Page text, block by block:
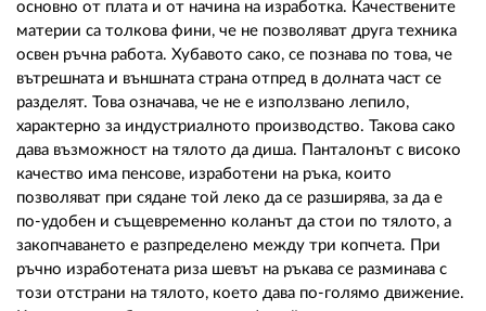
основно от плата и от начина на изработка. Качествените
материи са толкова фини, че не позволяват друга техника
освен ръчна работа. Хубавото сако, се познава по това, че
вътрешната и външната страна отпред в долната част се
разделят. Това означава, че не е използвано лепило,
характерно за индустриалното производство. Такова сако
дава възможност на тялото да диша. Панталонът с високо
качество има пенсове, изработени на ръка, които
позволяват при сядане той леко да се разширява, за да е
по-удобен и същевременно коланът да стои по тялото, а
закопчаването е разпределено между три копчета. При
ръчно изработената риза шевът на ръкава се разминава с
този отстрани на тялото, което дава по-голямо движение.